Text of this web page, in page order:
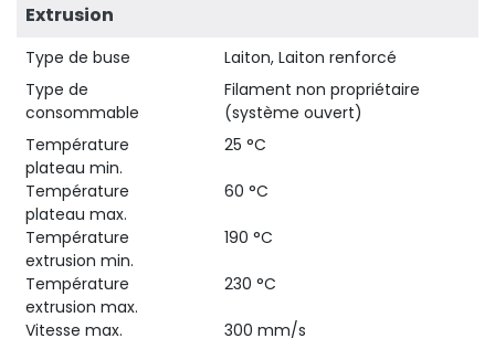
Extrusion
Type de buse
Laiton, Laiton renforcé
Type de
consommable
Filament non propriétaire
(système ouvert)
Température
plateau min.
25 °C
Température
plateau max.
60 °C
Température
extrusion min.
190 °C
Température
extrusion max.
230 °C
Vitesse max.
300 mm/s